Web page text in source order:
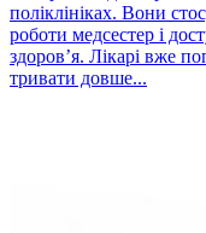
поліклініках. Вони
роботи медсестер і
здоров’я. Лікарі вже
тривати довше...